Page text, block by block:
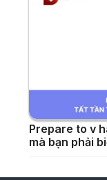
Prepare to v
mà bạn phải